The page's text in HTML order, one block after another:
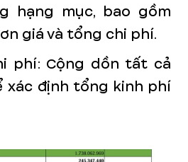
hạng mục, bao gồm
giá và tổng chi phí.
phí: Cộng dồn tất cả
xác định tổng kinh phí